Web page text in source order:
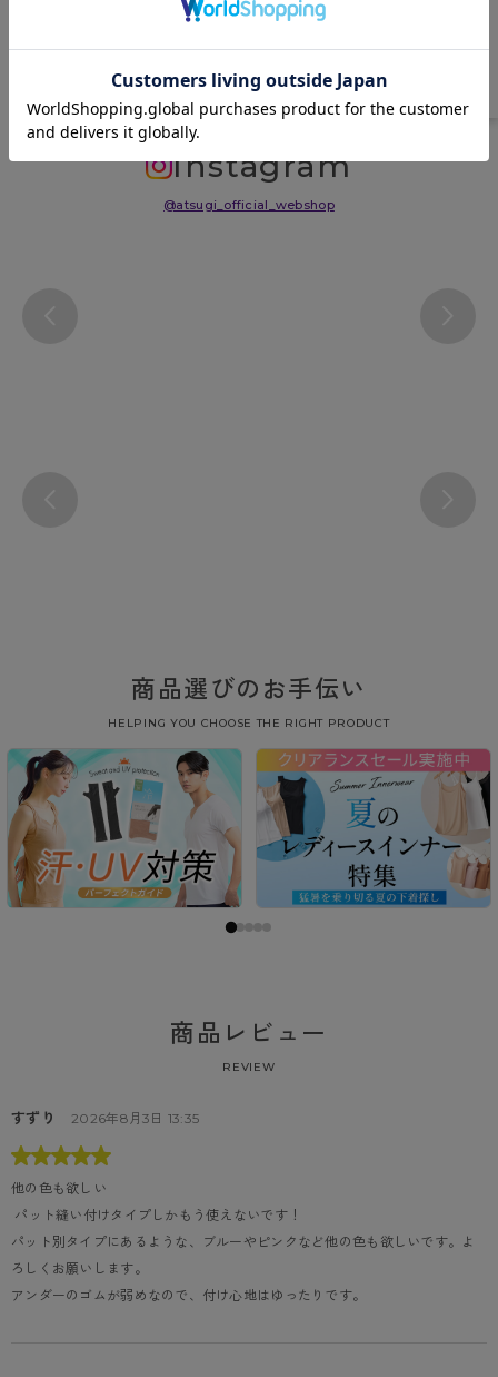
Instagram
@atsugi_official_webshop
商品選びのお手伝い
HELPING YOU CHOOSE THE RIGHT PRODUCT
商品レビュー
REVIEW
すずり 2026年8月3日 13:35
他の色も欲しい
パット別タイプにあるような、ブルーやピンクなど他の色も欲しいです。よ
ろしくお願いします。
アンダーのゴムが弱めなので、付け心地はゆったりです。